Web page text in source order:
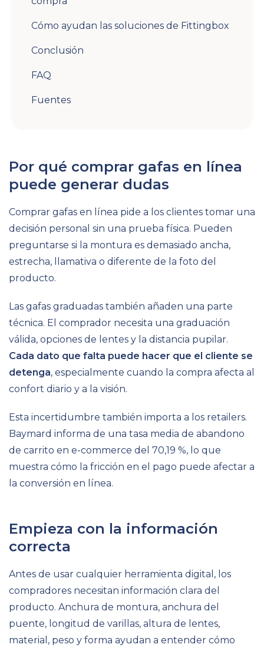
Cómo ayudan las soluciones de Fittingbox
Conclusión
FAQ
Fuentes
Por qué comprar gafas en línea
puede generar dudas
Comprar gafas en línea pide a los clientes tomar una
decisión personal sin una prueba física. Pueden
preguntarse si la montura es demasiado ancha,
estrecha, llamativa o diferente de la foto del
producto.
Las gafas graduadas también añaden una parte
técnica. El comprador necesita una graduación
válida, opciones de lentes y la distancia pupilar.
Cada dato que falta puede hacer que el cliente se
detenga, especialmente cuando la compra afecta al
confort diario y a la visión.
Esta incertidumbre también importa a los retailers.
Baymard informa de una tasa media de abandono
de carrito en e-commerce del 70,19 %, lo que
muestra cómo la fricción en el pago puede afectar a
la conversión en línea.
Empieza con la información
correcta
Antes de usar cualquier herramienta digital, los
compradores necesitan información clara del
producto. Anchura de montura, anchura del
puente, longitud de varillas, altura de lentes,
material, peso y forma ayudan a entender cómo